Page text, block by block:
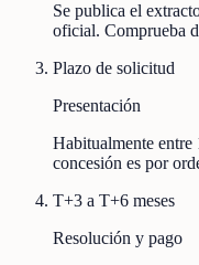
Se publica el
oficial. Comprueba
Plazo de solicitud
Presentación
Habitualmente entre
concesión es por
T+3 a T+6 meses
Resolución y pago